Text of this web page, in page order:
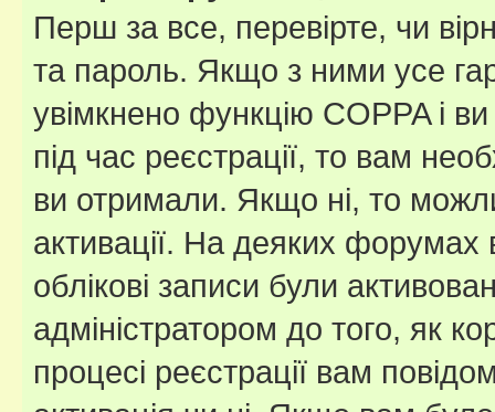
Перш за все, перевірте, чи
та пароль. Якщо з ними усе
увімкнено функцію COPPA і
під час реєстрації, то вам
ви отримали. Якщо ні, то
активації. На деяких форумах
облікові записи були
адміністратором до того, як
процесі реєстрації вам